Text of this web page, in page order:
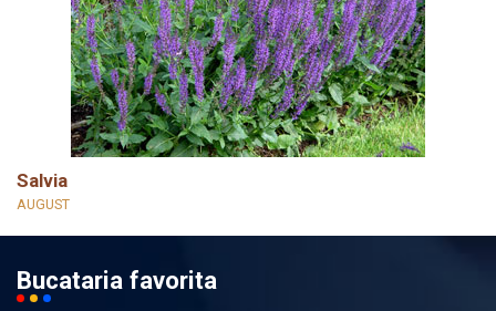
Salvia
AUGUST
Bucataria favorita